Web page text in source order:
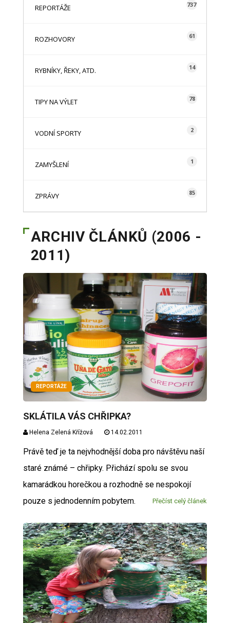
REPORTÁŽE 737
ROZHOVORY 61
RYBNÍKY, ŘEKY, ATD. 14
TIPY NA VÝLET 78
VODNÍ SPORTY 2
ZAMYŠLENÍ 1
ZPRÁVY 85
ARCHIV ČLÁNKŮ (2006 -
2011)
REPORTÁŽE
SKLÁTILA VÁS CHŘIPKA?
Helena Zelená Křížová 14.02.2011
Právě teď je ta nejvhodnější doba pro návštěvu naší
staré známé – chřipky. Přichází spolu se svou
kamarádkou horečkou a rozhodně se nespokojí
pouze s jednodenním pobytem.
Přečíst celý článek